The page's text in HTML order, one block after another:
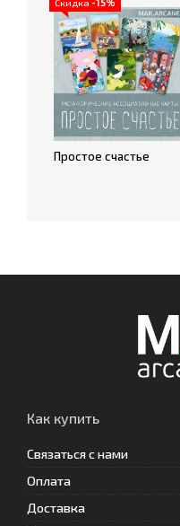
Простое счастье
Как купить
Связаться с нами
Оплата
Доставка